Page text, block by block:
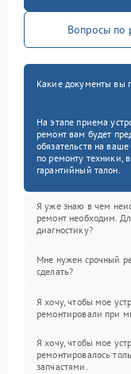
Вопросы по
Какие документы вы
На этапе приема
ремонт вам будет
обязательств на
по ремонту техники,
гарантийный талон.
Я уже знаю в чем
ремонт необходим.
диагностику?
Мне нужен срочный
сделать?
Я хочу, чтобы мое
ремонтировали при
Я хочу, чтобы мое
ремонтировалось
запчастями.